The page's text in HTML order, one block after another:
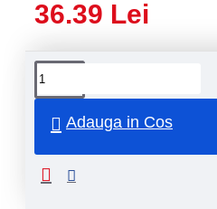
36.39 Lei
Adauga in Cos
curier